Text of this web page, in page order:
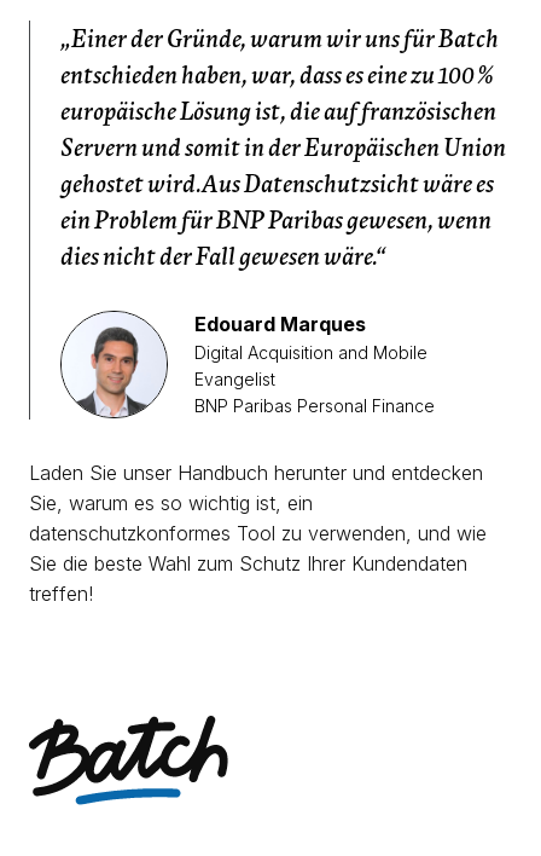
„Einer der Gründe, warum wir uns für Batch
entschieden haben, war, dass es eine zu 100 %
europäische Lösung ist, die auf französischen
Servern und somit in der Europäischen Union
gehostet wird.Aus Datenschutzsicht wäre es
ein Problem für BNP Paribas gewesen, wenn
dies nicht der Fall gewesen wäre.“
Edouard Marques
Digital Acquisition and Mobile
Evangelist
BNP Paribas Personal Finance
Laden Sie unser Handbuch herunter und entdecken
Sie, warum es so wichtig ist, ein
datenschutzkonformes Tool zu verwenden, und wie
Sie die beste Wahl zum Schutz Ihrer Kundendaten
treffen!